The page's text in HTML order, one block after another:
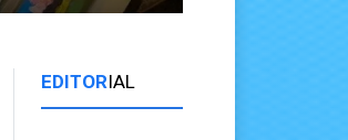
EDITORIAL